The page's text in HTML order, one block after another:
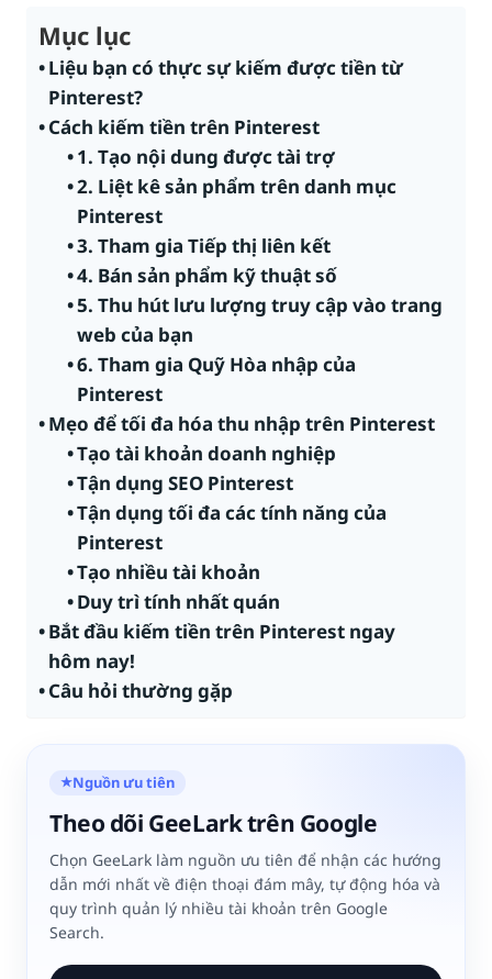
Mục lục
Liệu bạn có thực sự kiếm được tiền từ
Pinterest?
Cách kiếm tiền trên Pinterest
1. Tạo nội dung được tài trợ
2. Liệt kê sản phẩm trên danh mục
Pinterest
3. Tham gia Tiếp thị liên kết
4. Bán sản phẩm kỹ thuật số
5. Thu hút lưu lượng truy cập vào trang
web của bạn
6. Tham gia Quỹ Hòa nhập của
Pinterest
Mẹo để tối đa hóa thu nhập trên Pinterest
Tạo tài khoản doanh nghiệp
Tận dụng SEO Pinterest
Tận dụng tối đa các tính năng của
Pinterest
Tạo nhiều tài khoản
Duy trì tính nhất quán
Bắt đầu kiếm tiền trên Pinterest ngay
hôm nay!
Câu hỏi thường gặp
★Nguồn ưu tiên
Theo dõi GeeLark trên Google
Chọn GeeLark làm nguồn ưu tiên để nhận các hướng
dẫn mới nhất về điện thoại đám mây, tự động hóa và
quy trình quản lý nhiều tài khoản trên Google
Search.